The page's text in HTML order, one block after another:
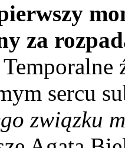
za
Temporalne
sercu
związku